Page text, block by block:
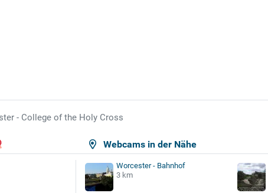
- College of the Holy Cross
Webcams in der Nähe
Worcester - Bahnhof
3 km